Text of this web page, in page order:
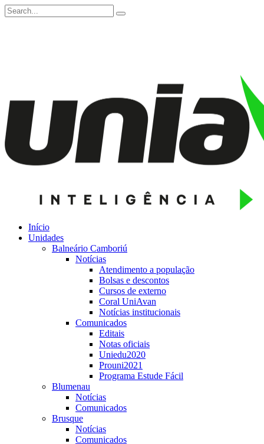
Início
Unidades
Balneário Camboriú
Notícias
Atendimento a população
Bolsas e descontos
Cursos de externo
Coral UniAvan
Notícias institucionais
Comunicados
Editais
Notas oficiais
Uniedu2020
Prouni2021
Programa Estude Fácil
Blumenau
Notícias
Comunicados
Brusque
Notícias
Comunicados